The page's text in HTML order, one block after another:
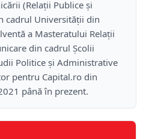
(Relații Publice și
cadrul Universității din
a Masteratului Relații
din cadrul Școlii
Politice și Administrative
pentru Capital.ro din
până în prezent.